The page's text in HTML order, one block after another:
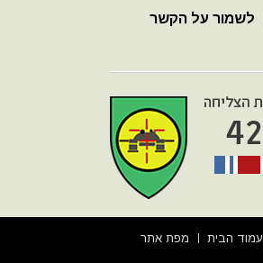
לשמור על הקשר
עמוד הבית מפת אתר